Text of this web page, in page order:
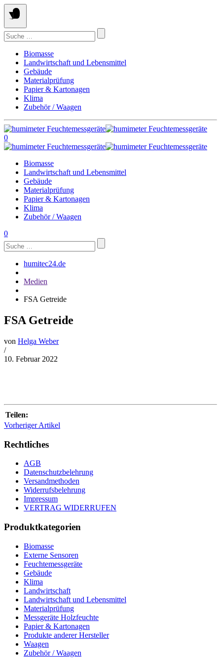
Springe
zum
Inhalt
Suchen
nach:
Biomasse
Landwirtschaft und Lebensmittel
Gebäude
Materialprüfung
Papier & Kartonagen
Klima
Zubehör / Waagen
0
Biomasse
Landwirtschaft und Lebensmittel
Gebäude
Materialprüfung
Papier & Kartonagen
Klima
Zubehör / Waagen
0
Suchen
nach:
humitec24.de
Medien
FSA Getreide
FSA Getreide
von Helga Weber
/
10. Februar 2022
Teilen:
Vorheriger Artikel
Rechtliches
AGB
Datenschutzbelehrung
Versandmethoden
Widerrufsbelehrung
Impressum
VERTRAG WIDERRUFEN
Produktkategorien
Biomasse
Externe Sensoren
Feuchtemessgeräte
Gebäude
Klima
Landwirtschaft
Landwirtschaft und Lebensmittel
Materialprüfung
Messgeräte Holzfeuchte
Papier & Kartonagen
Produkte anderer Hersteller
Waagen
Zubehör / Waagen